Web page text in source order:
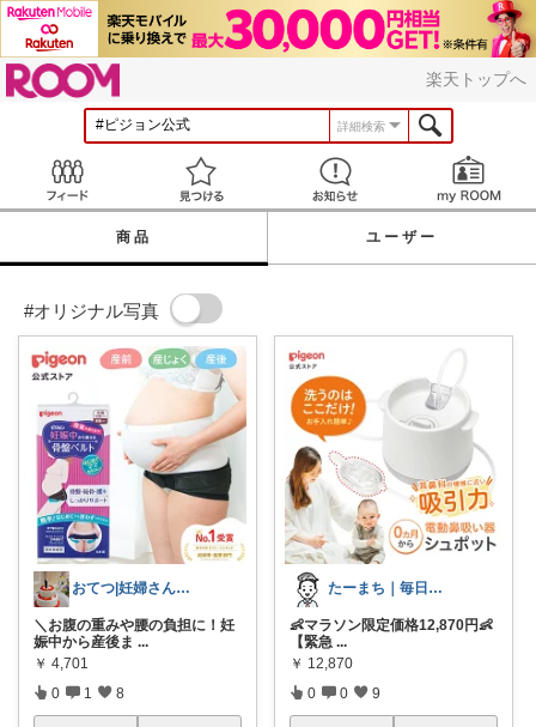
楽天トップへ
詳細検索
見つける お知らせ
商品 ユーザー
#オリジナル写真
おてつ|妊婦さんへのプレパパからの贈り物
＼お腹の重みや腰の負担に！妊
娠中から産後ま ...
￥ 4,701
0 1 8
たーまち｜毎日10時 楽天超目玉
👶マラソン限定価格12,870円👶
【緊急 ...
￥ 12,870
0 0 9